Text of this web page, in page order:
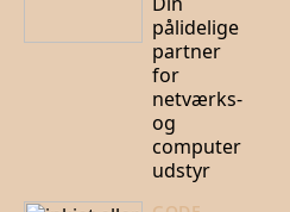
pålidelige
partner
for
netværks-
og
computer
udstyr